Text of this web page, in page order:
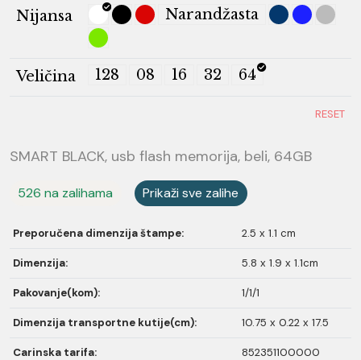
Nijansa Narandžasta
Veličina 128 08 16 32 64
RESET
SMART BLACK, usb flash memorija, beli, 64GB
526 na zalihama Prikaži sve zalihe
Preporučena dimenzija štampe: 2.5 x 1.1 cm
Dimenzija: 5.8 x 1.9 x 1.1cm
Pakovanje(kom): 1/1/1
Dimenzija transportne kutije(cm): 10.75 x 0.22 x 17.5
Carinska tarifa: 852351100000